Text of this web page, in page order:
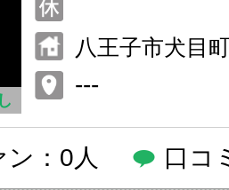
八王子市犬目
---
ン：0人 口コ